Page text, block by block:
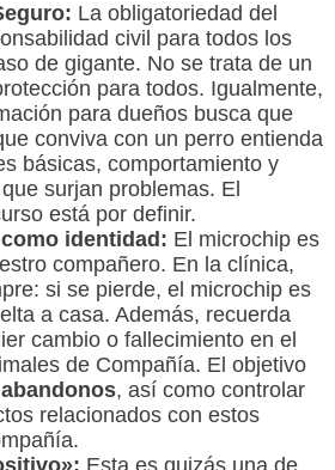
La obligatoriedad del
civil para todos los
de gigante. No se trata de un
para todos. Igualmente,
para dueños busca que
conviva con un perro entienda
básicas, comportamiento y
surjan problemas. El
está por definir.
identidad: El microchip es
compañero. En la clínica,
si se pierde, el microchip es
a casa. Además, recuerda
cambio o fallecimiento en el
de Compañía. El objetivo
, así como controlar
relacionados con estos